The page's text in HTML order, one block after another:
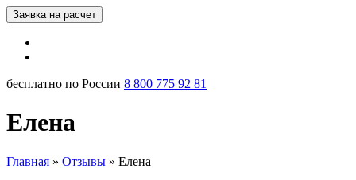
Заявка на расчет
бесплатно по России 8 800 775 92 81
Елена
Главная » Отзывы » Елена